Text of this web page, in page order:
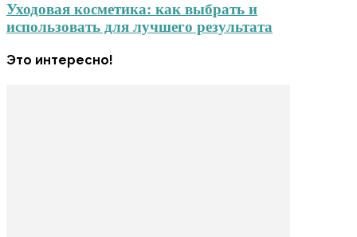
Уходовая косметика: как выбрать и
использовать для лучшего результата
Это интересно!